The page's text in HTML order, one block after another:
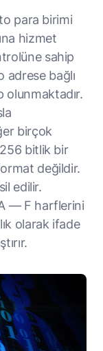
para birimi
hizmet
sahip
bağlı
olunmaktadır.
birçok
bitlik bir
değildir.
edilir.
A — F harflerini
olarak ifade